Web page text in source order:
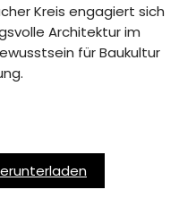
Kreis engagiert sich
Architektur im
für Baukultur